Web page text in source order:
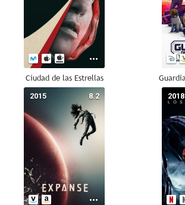
Ciudad de las Estrellas
8.2
2015 2018